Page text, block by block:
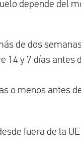
depende del
de dos
14 y 7 días antes
o menos antes
fuera de la